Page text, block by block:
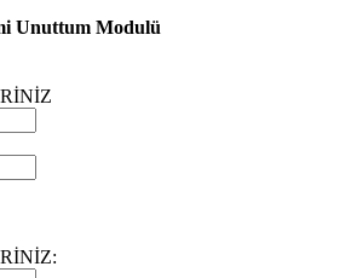
Unuttum Modulü